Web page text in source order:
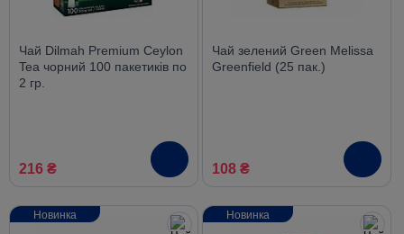
Чай Dilmah Premium Ceylon
Tea чорний 100 пакетиків по
2 гр.
216 ₴
Чай зелений Green Melissa
Greenfield (25 пак.)
108 ₴
Новинка Новинка